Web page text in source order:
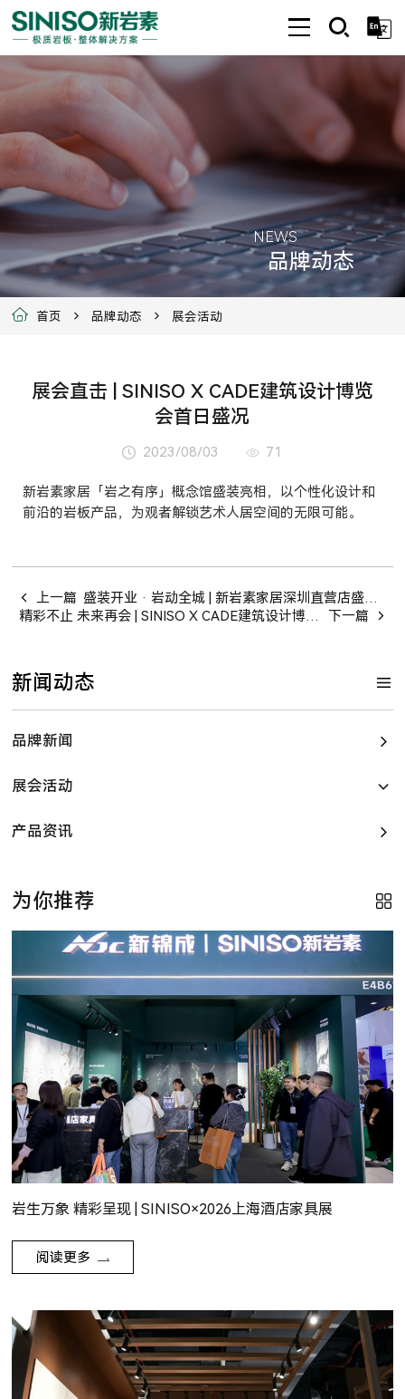
NEWS
品牌动态
首页 品牌动态 展会活动
展会直击 | SINISO X CADE建筑设计博览
会首日盛况
2023/08/03 71
新岩素家居「岩之有序」概念馆盛装亮相，以个性化设计和
前沿的岩板产品，为观者解锁艺术人居空间的无限可能。
上一篇
盛装开业 · 岩动全城 | 新岩素家居深圳直营店盛大开业
精彩不止 未来再会 | SINISO X CADE建筑设计博览会完美收官
下一篇
新闻动态
品牌新闻
展会活动
产品资讯
为你推荐
岩生万象 精彩呈现 | SINISO×2026上海酒店家具展
阅读更多